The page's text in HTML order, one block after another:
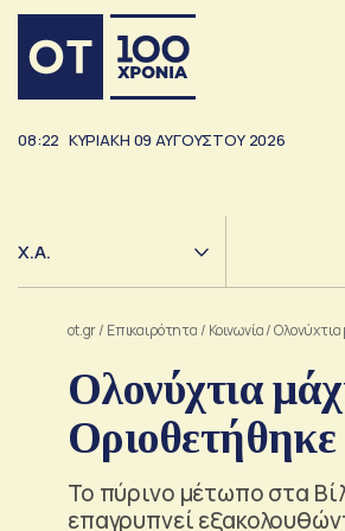
08:22 ΚΥΡΙΑΚΗ 09 ΑΥΓΟΥΣΤΟΥ 2026
Χ.Α.
ot.gr/ Επικαιρότητα / Κοινωνία/Ολονύχτια
Ολονύχτια
Το πύρινο μέτωπο στα
επαγρυπνεί